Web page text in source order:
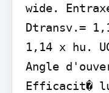
wide.
Dtransv.=
1,14 x hu.
Angle
Efficacit�